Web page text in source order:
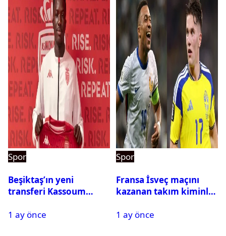
Spor
Beşiktaş’ın yeni
transferi Kassoum
gelecek? Resmi
1 ay önce
Spor
Fransa İsveç maçını
kazanan takım kiminle
turundaki rakip belli
1 ay önce